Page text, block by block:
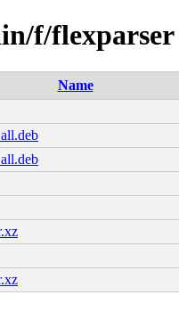
f/flexparser
Name